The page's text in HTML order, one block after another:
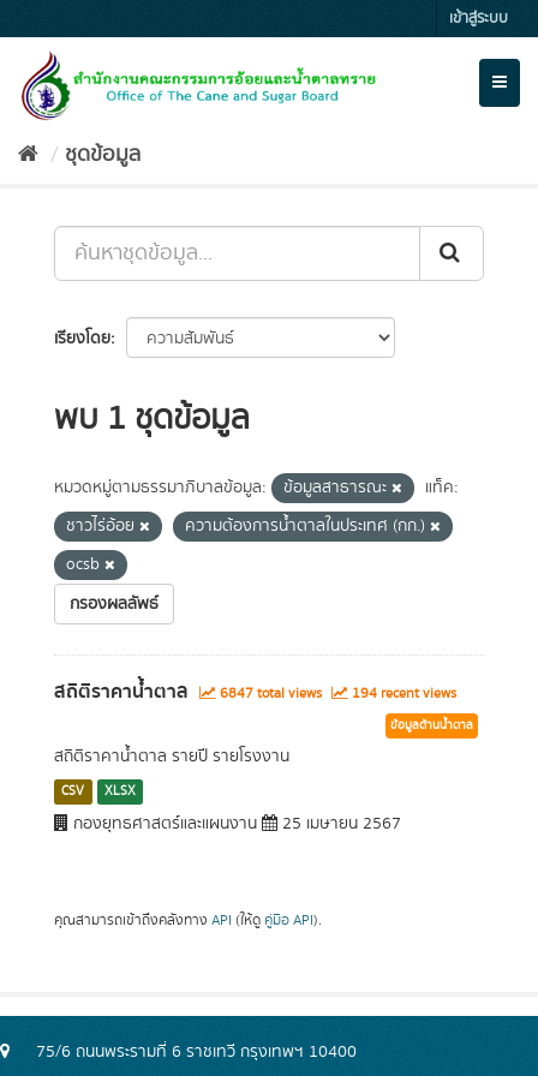
to
content
เข้าสู่ระบบ
ชุดข้อมูล
เรียงโดย
พบ 1 ชุดข้อมูล
หมวดหมู่ตามธรรมาภิบาลข้อมูล: ข้อมูลสาธารณะ
แท็ค:
ชาวไร่อ้อย
ความต้องการน้ำตาลในประเทศ (กก.)
ocsb
กรองผลลัพธ์
สถิติราคาน้ำตาล 6847 total views 194 recent views
ข้อมูลด้านน้ำตาล
สถิติราคาน้ำตาล รายปี รายโรงงาน
CSV XLSX
กองยุทธศาสตร์และแผนงาน 25 เมษายน 2567
คุณสามารถเข้าถึงคลังทาง API (ให้ดู คู่มือ API).
75/6 ถนนพระรามที่ 6 ราชเทวี กรุงเทพฯ 10400